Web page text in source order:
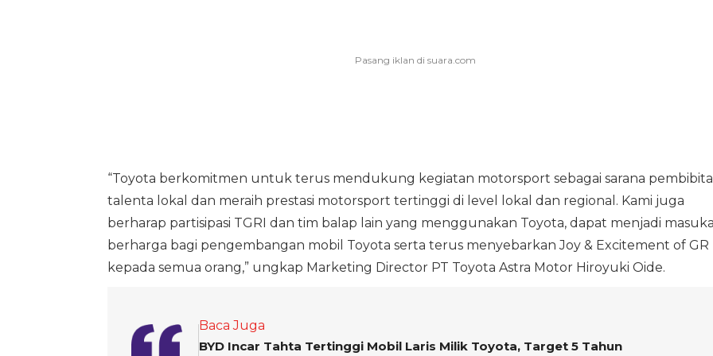
“Toyota berkomitmen untuk terus mendukung kegiatan motorsport sebagai sarana
talenta lokal dan meraih prestasi motorsport tertinggi di level lokal dan regional. Kami juga
berharap partisipasi TGRI dan tim balap lain yang menggunakan Toyota, dapat menjadi
berharga bagi pengembangan mobil Toyota serta terus menyebarkan Joy & Excitement of GR
kepada semua orang,” ungkap Marketing Director PT Toyota Astra Motor Hiroyuki Oide.
Baca Juga
BYD Incar Tahta Tertinggi Mobil Laris Milik Toyota, Target 5 Tahun